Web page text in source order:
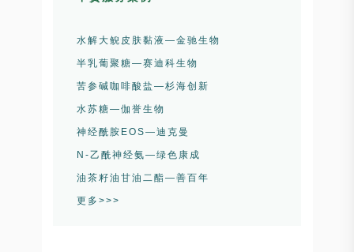
水解大鲵皮肤黏液—金驰生物
半乳葡聚糖—赛迪科生物
苦参碱咖啡酸盐—杉海创新
水苏糖—伽誉生物
神经酰胺EOS—迪克曼
N-乙酰神经氨—绿色康成
油茶籽油甘油二酯—善百年
更多>>>